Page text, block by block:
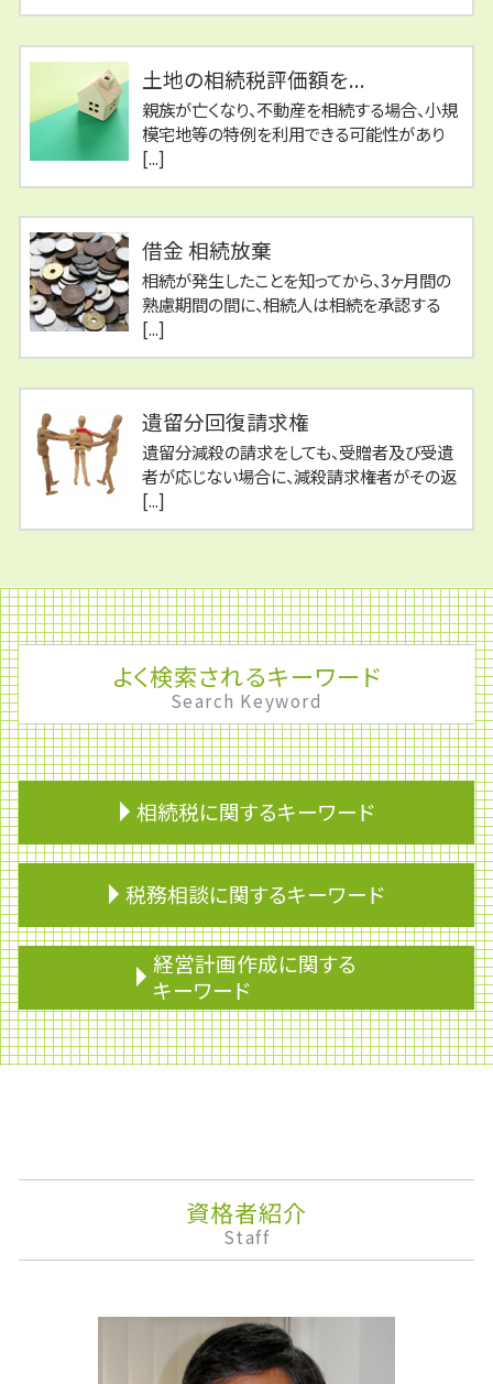
土地の相続税評価額を...
親族が亡くなり、不動産を相続する場合、小規
模宅地等の特例を利用できる可能性があり
[...]
借金 相続放棄
相続が発生したことを知ってから、3ヶ月間の
熟慮期間の間に、相続人は相続を承認する
[...]
遺留分回復請求権
遺留分減殺の請求をしても、受贈者及び受遺
者が応じない場合に、減殺請求権者がその返
[...]
よく検索されるキーワード
Search Keyword
相続税に関するキーワード
相続トラブル
相続税 家屋
贈与税 住宅
相続税 相続人
相続 不動産 兄弟
生前贈与 税金
改正農地法
生前贈与
不動産 相続税 控除
小規模宅地等の特例 わかりやすく
生前贈与 税率
税務相談に関するキーワード
期限後申告
銀行融資 審査
事業所得
税理士 変更
法人税 申告期限
税理士 乗り換え
記帳代行
企業再生
リスクマネジメント
経営計画作成に関する
キーワード
企業権
監査役
事業承継
決算
株主優待
資格者紹介
Staff